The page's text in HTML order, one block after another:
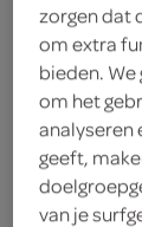
300 gram
1 eetlepel
zorgen dat
om extra
bieden.
om het
analyseren
geeft,
van je